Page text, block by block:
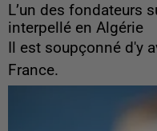
L’un des fondateurs
interpellé en Algérie
Il est soupçonné d'y
France.